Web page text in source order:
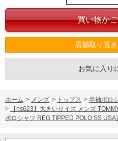
店舗取り置
お気に入り
ホーム > メンズ > トップス > 半袖ポロ
>
【ns623】大きいサイズ メンズ
ポロシャツ REG TIPPED POLO SS